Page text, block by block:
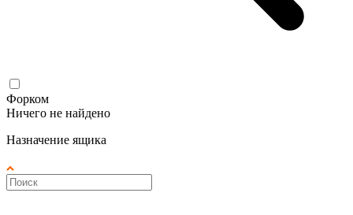
Форком
Ничего не найдено
Назначение ящика